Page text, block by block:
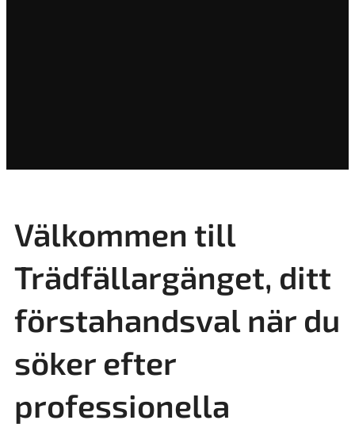
Välkommen till
Trädfällargänget, ditt
förstahandsval när du
söker efter
professionella